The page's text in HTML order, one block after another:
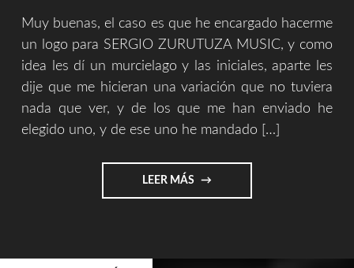
Muy buenas, el caso es que he encargado hacerme
un logo para SERGIO ZURUTUZA MUSIC, y como
idea les dí un murcielago y las iniciales, aparte les
dije que me hicieran una variación que no tuviera
nada que ver, y de los que me han enviado he
elegido uno, y de ese uno he mandado […]
LEER MÁS "4
LOGOS